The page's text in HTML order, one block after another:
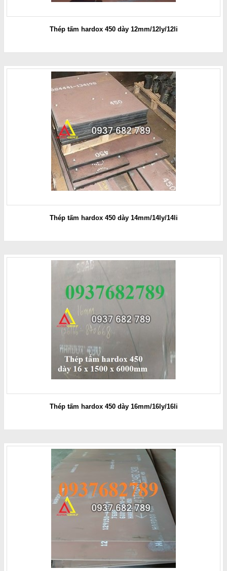
Thép tấm hardox 450 dày 12mm/12ly/12li
Thép tấm hardox 450 dày 14mm/14ly/14li
Thép tấm hardox 450 dày 16mm/16ly/16li